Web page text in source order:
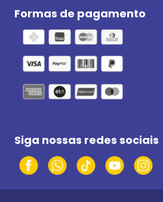
Formas de pagamento
Siga nossas redes sociais